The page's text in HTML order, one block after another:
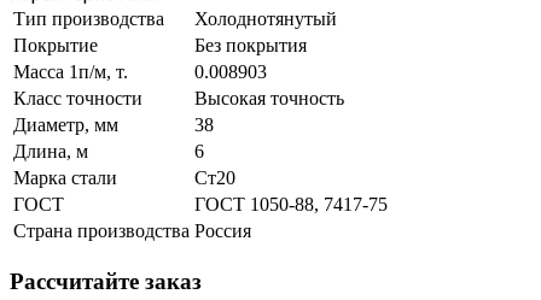
Тип производства
Холоднотянутый
Покрытие
Без покрытия
Масса 1п/м, т.
0.008903
Класс точности
Высокая точность
Диаметр, мм
38
Длина, м
6
Марка стали
Ст20
ГОСТ
ГОСТ 1050-88, 7417-75
Страна производства Россия
Рассчитайте заказ